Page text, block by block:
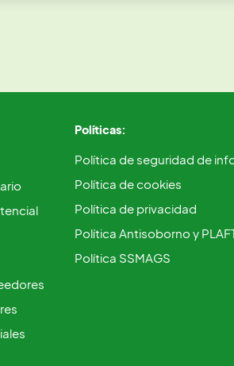
Políticas:
Política de seguridad de
Política de cookies
Política de privacidad
Política Antisoborno y
Política SSMAGS